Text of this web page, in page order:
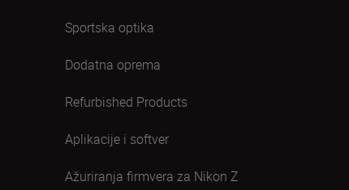
Sportska optika
Dodatna oprema
Refurbished Products
Aplikacije i softver
Ažuriranja firmvera za Nikon Z